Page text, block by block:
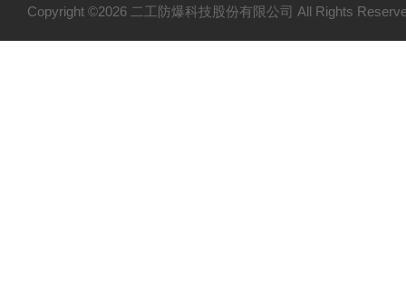
Copyright ©2026 二工防爆科技股份有限公司 All Rights